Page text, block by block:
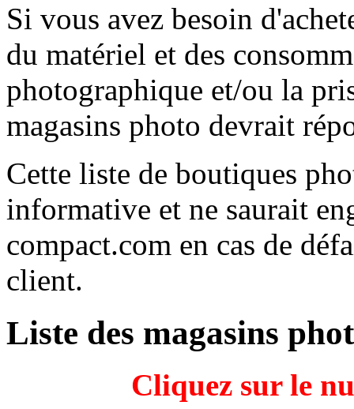
Si vous avez besoin
du matériel et des
photographique et/ou la
magasins photo devrait
Cette liste de boutiques
informative et ne saurait
compact.com en cas de
client.
Liste des magasins
Cliquez sur le